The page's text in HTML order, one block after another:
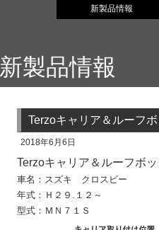
新製品情報
新製品情報
Terzoキャリア＆ルーフ
2018年6月6日
Terzoキャリア＆ルーフボ
車名：スズキ クロスビー
年式：Ｈ２９.１２～
型式：ＭＮ７１Ｓ